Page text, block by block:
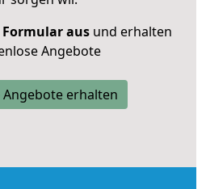
ausund erhalten
Angebote
Angebote erhalten